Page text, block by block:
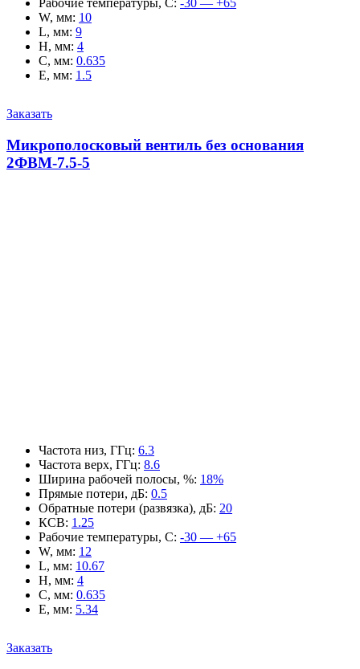
W, мм: 10
L, мм: 9
H, мм: 4
C, мм: 0.635
E, мм: 1.5
Заказать
Микрополосковый вентиль без основания
2ФВМ-7.5-5
Частота низ, ГГц: 6.3
Частота верх, ГГц: 8.6
Ширина рабочей полосы, %: 18%
Прямые потери, дБ: 0.5
Обратные потери (развязка), дБ: 20
КСВ: 1.25
Рабочие температуры, С: -30 — +65
W, мм: 12
L, мм: 10.67
H, мм: 4
C, мм: 0.635
E, мм: 5.34
Заказать